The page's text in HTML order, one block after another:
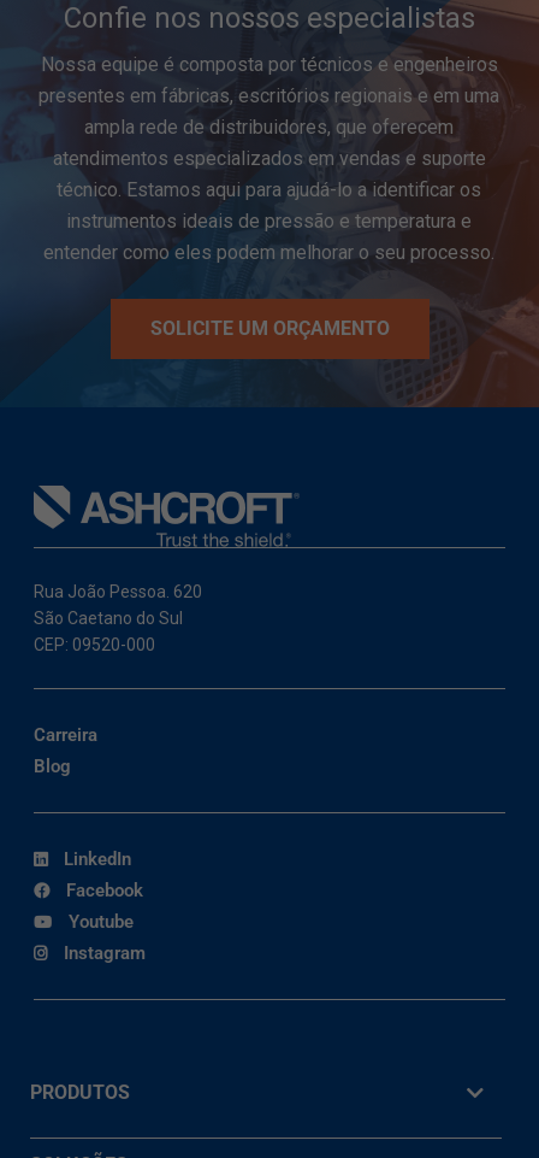
Confie nos nossos especialistas
Nossa equipe é composta por técnicos e engenheiros
presentes em fábricas, escritórios regionais e em uma
ampla rede de distribuidores, que oferecem
atendimentos especializados em vendas e suporte
técnico. Estamos aqui para ajudá-lo a identificar os
instrumentos ideais de pressão e temperatura e
entender como eles podem melhorar o seu processo.
SOLICITE UM ORÇAMENTO
Rua João Pessoa. 620
São Caetano do Sul
CEP: 09520-000
Carreira
Blog
LinkedIn
Facebook
Youtube
Instagram
PRODUTOS